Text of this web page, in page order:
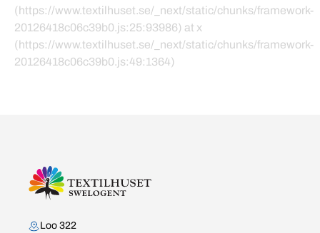
(https://www.textilhuset.se/_next/static/chunks/framework-
20126418c06c39b0.js:25:93986) at x
(https://www.textilhuset.se/_next/static/chunks/framework-
20126418c06c39b0.js:49:1364)
Kontakta oss
Loo 322